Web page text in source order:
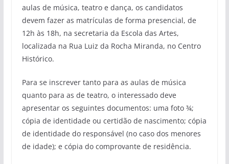
aulas de música, teatro e dança, os candidatos
devem fazer as matrículas de forma presencial, de
12h às 18h, na secretaria da Escola das Artes,
localizada na Rua Luiz da Rocha Miranda, no Centro
Histórico.
Para se inscrever tanto para as aulas de música
quanto para as de teatro, o interessado deve
apresentar os seguintes documentos: uma foto ¾;
cópia de identidade ou certidão de nascimento; cópia
de identidade do responsável (no caso dos menores
de idade); e cópia do comprovante de residência.